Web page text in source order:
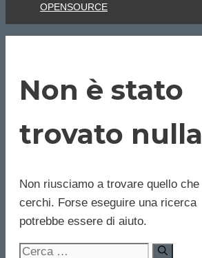
OPENSOURCE
Non è stato
trovato nulla
Non riusciamo a trovare quello che
cerchi. Forse eseguire una ricerca
potrebbe essere di aiuto.
Ricerca